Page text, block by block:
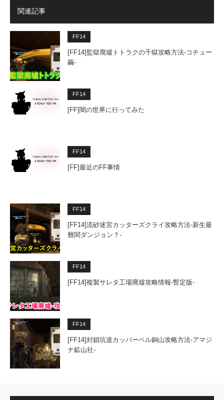
関連記事
FF14
[FF14]監獄廃墟トトラクの千獄攻略方法-コチュー
繭-
FF14
[FF]闇の世界に行ってみた
FF14
[FF]最近のFF事情
FF14
[FF14]流砂迷宮カッターズクライ攻略方法-新生最
難関ダンジョン？-
FF14
[FF14]複製サレタ工場廃墟攻略情報-暫定版-
FF14
[FF14]封鎖坑道カッパーベル銅山攻略方法-アマジ
ナ鉱山社-